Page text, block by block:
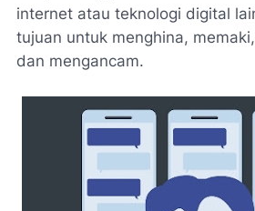
internet atau teknologi digital
tujuan untuk menghina,
dan mengancam.